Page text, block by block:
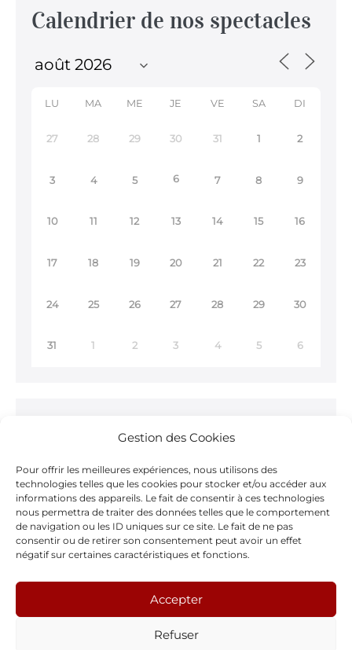
Gestion des Cookies
Pour offrir les meilleures expériences, nous utilisons des
technologies telles que les cookies pour stocker et/ou accéder aux
informations des appareils. Le fait de consentir à ces technologies
nous permettra de traiter des données telles que le comportement
de navigation ou les ID uniques sur ce site. Le fait de ne pas
consentir ou de retirer son consentement peut avoir un effet
négatif sur certaines caractéristiques et fonctions.
Accepter
Refuser
Calendrier de nos spectacles
LU MA ME JE VE SA DI
27 28 29 30 31 1 2
3 4 5 6 7 8 9
10 11 12 13 14 15 16
17 18 19 20 21 22 23
24 25 26 27 28 29 30
31 1 2 3 4 5 6
Ne ratez rien !
Inscrivez-vous à notreNewsletter >
Notre page Facebook
a